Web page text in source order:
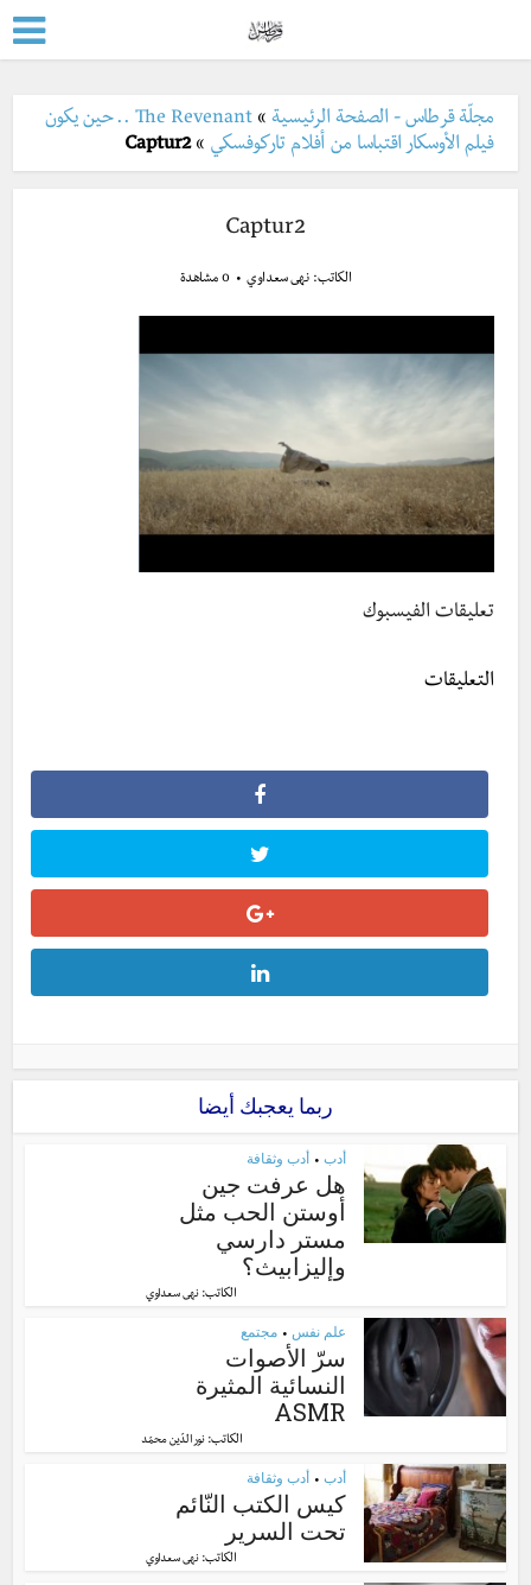
مجلّة قرطاس - الصفحة الرئيسية »
The Revenant .. حين يكون
فيلم الأوسكار اقتباسا من أفلام تاركوفسكي »
Captur2
Captur2
الكاتب:نهى سعداوي 0 مشاهدة
تعليقات الفيسبوك
التعليقات
ربما يعجبك أيضا
أدب • أدب وثقافة
هل عرفت جين
أوستن الحب مثل
مستر دارسي
وإليزابيث؟
الكاتب: نهى سعداوي
علم نفس • مجتمع
سرّ الأصوات
النسائية المثيرة
ASMR
الكاتب:نور الدّين محمّد
أدب • أدب وثقافة
كيس الكتب النّائم
تحت السرير
الكاتب: نهى سعداوي